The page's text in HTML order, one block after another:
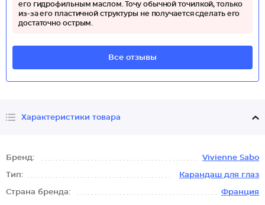
его гидрофильным маслом. Точу обычной точилкой, только
из-за его пластичной структуры не получается сделать его
достаточно острым.
Все отзывы
Характеристики товара
Бренд: Vivienne Sabo
Тип: Карандаш для глаз
Страна бренда: Франция